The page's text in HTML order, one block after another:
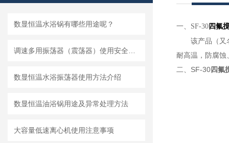
数显恒温水浴锅​有哪些用途呢？
数显恒温水浴振荡器使用方法介绍
数显恒温油浴锅用途及异常处理方法
大容量低速离心机使用注意事项
一、SF-30四氟
该产品（又
耐高温，防腐
二、SF-30四氟